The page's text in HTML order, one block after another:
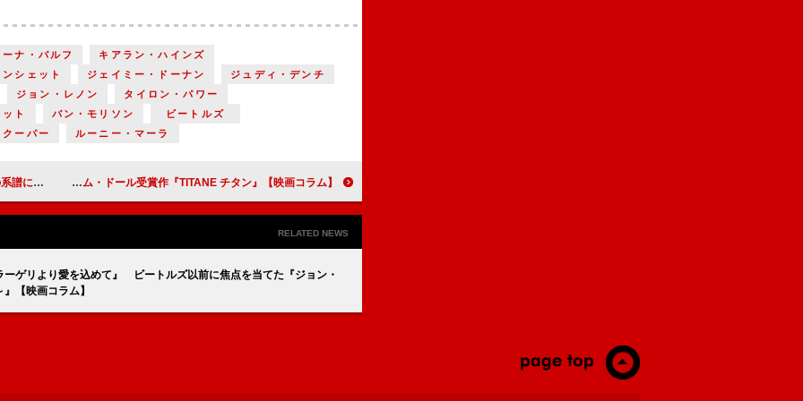
ナ・バルフ
キアラン・ハインズ
シェット
ジェイミー・ドーナン
ジュディ・デンチ
ジョン・レノン
タイロン・パワー
ト
バン・モリソン
ビートルズ
ーパー
ルーニー・マーラ
映画コラム】 カンヌ国際映画祭監督賞受賞作『アネット』／カンヌ国際映画祭パルム・ドール受賞作『TITANE チタン』【映画コラム】
RELATED NEWS
ゲリより愛を込めて』 ビートルズ以前に焦点を当てた『ジョン・
【映画コラム】